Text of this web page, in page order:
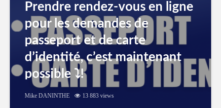
Prendre rendez-vous en ligne
pour les demandes de
passeport et de carte
d’identité, c’est maintenant
possible ⤵️!
Mike DANINTHE 13 883 views